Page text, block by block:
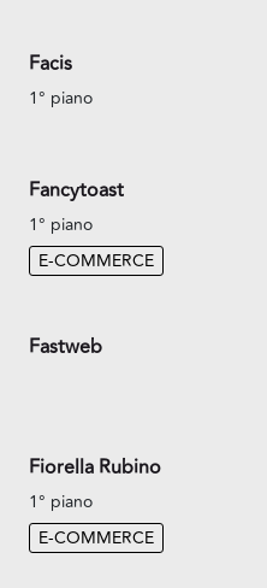
Facis
1° piano
Fancytoast
1° piano
E-COMMERCE
Fastweb
Fiorella Rubino
1° piano
E-COMMERCE